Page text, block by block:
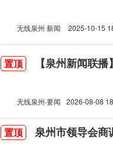
无线泉州 新闻 2025-10-15
置顶 【泉州新闻联
无线泉州·要闻 2026-08-08
置顶 泉州市领导会商